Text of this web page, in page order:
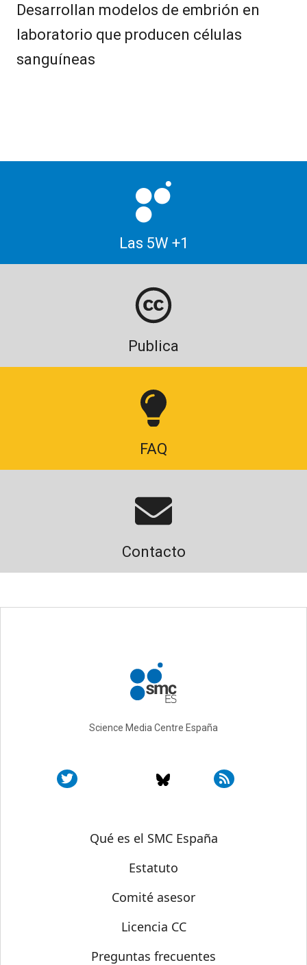
Desarrollan modelos de embrión en
laboratorio que producen células
sanguíneas
Las 5W +1
Publica
FAQ
Contacto
Science Media Centre España
Sobre SMC España
Qué es el SMC España
Estatuto
Comité asesor
Licencia CC
Preguntas frecuentes